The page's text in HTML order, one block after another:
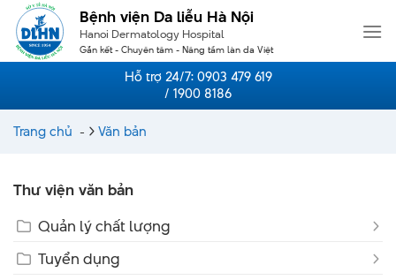
Skip
content
Bệnh viện Da liễu Hà Nội
Hanoi Dermatology Hospital
Gắn kết - Chuyên tâm - Nâng tầm làn da Việt
Hỗ trợ 24/7: 0903 479 619
/ 1900 8186
Trang chủ - Văn bản
Thư viện văn bản
Quản lý chất lượng
Tuyển dụng